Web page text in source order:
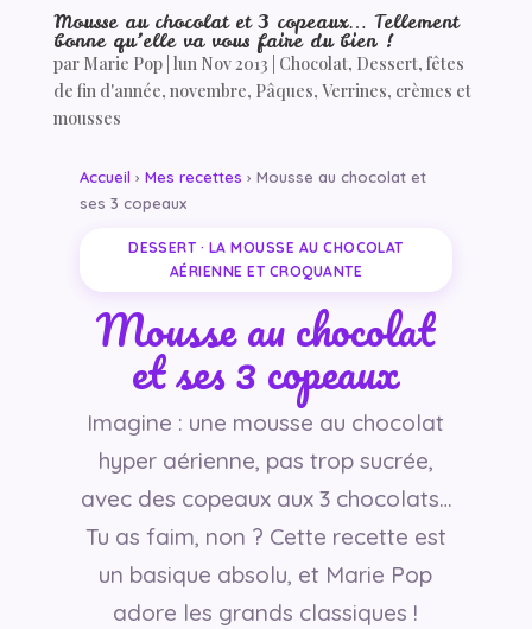
Mousse au chocolat et 3 copeaux… Tellement
bonne qu’elle va vous faire du bien !
par Marie Pop| lun Nov 2013 Chocolat, Dessert, fêtes
de fin d'année, novembre, Pâques, Verrines, crèmes et
mousses
Accueil › Mes recettes › Mousse au chocolat et
ses 3 copeaux
DESSERT · LA MOUSSE AU CHOCOLAT
AÉRIENNE ET CROQUANTE
Mousse au chocolat
et ses 3 copeaux
Imagine : une mousse au chocolat
hyper aérienne, pas trop sucrée,
avec des copeaux aux 3 chocolats…
Tu as faim, non ? Cette recette est
un basique absolu, et Marie Pop
adore les grands classiques !